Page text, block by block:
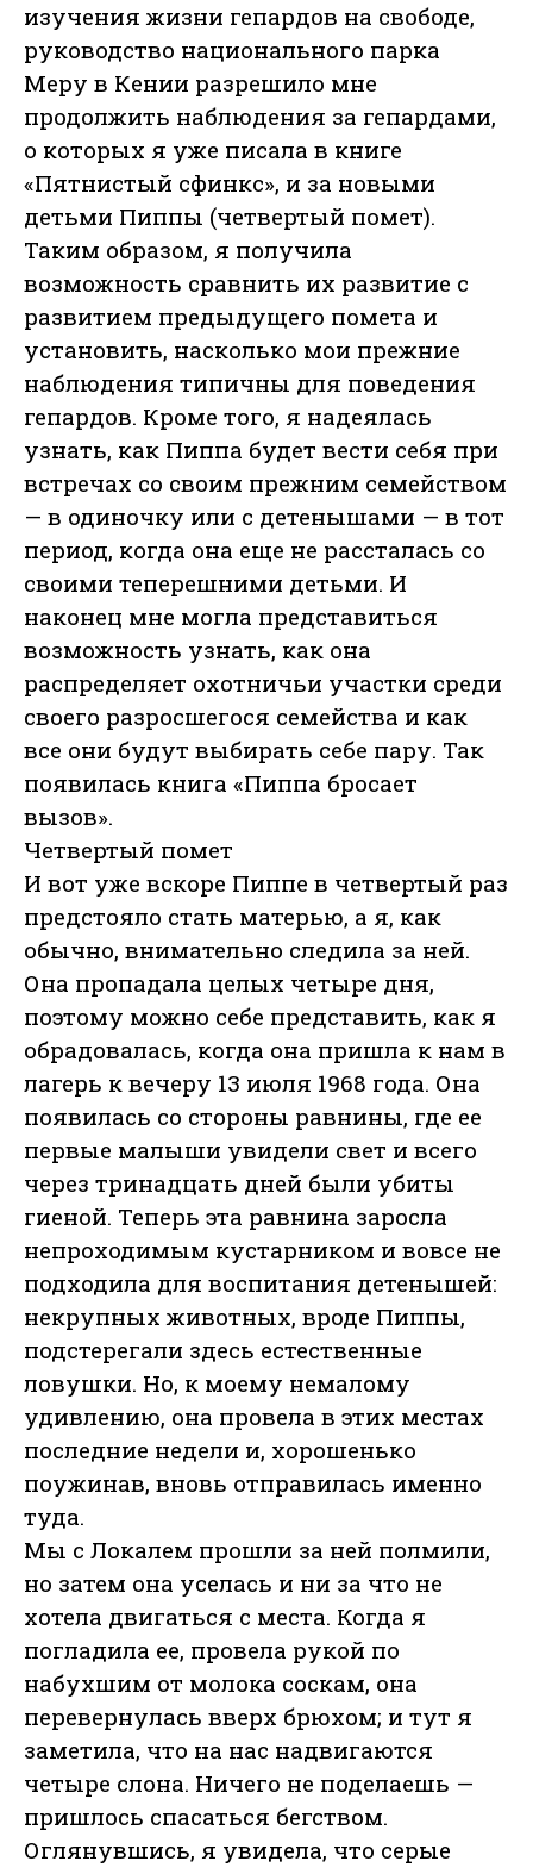
изучения жизни гепардов на свободе,
руководство национального парка
Меру в Кении разрешило мне
продолжить наблюдения за гепардами,
о которых я уже писала в книге
«Пятнистый сфинкс», и за новыми
детьми Пиппы (четвертый помет).
Таким образом, я получила
возможность сравнить их развитие с
развитием предыдущего помета и
установить, насколько мои прежние
наблюдения типичны для поведения
гепардов. Кроме того, я надеялась
узнать, как Пиппа будет вести себя при
встречах со своим прежним семейством
— в одиночку или с детенышами — в тот
период, когда она еще не рассталась со
своими теперешними детьми. И
наконец мне могла представиться
возможность узнать, как она
распределяет охотничьи участки среди
своего разросшегося семейства и как
все они будут выбирать себе пару. Так
появилась книга «Пиппа бросает
вызов».
Четвертый помет
И вот уже вскоре Пиппе в четвертый раз
предстояло стать матерью, а я, как
обычно, внимательно следила за ней.
Она пропадала целых четыре дня,
поэтому можно себе представить, как я
обрадовалась, когда она пришла к нам в
лагерь к вечеру 13 июля 1968 года. Она
появилась со стороны равнины, где ее
первые малыши увидели свет и всего
через тринадцать дней были убиты
гиеной. Теперь эта равнина заросла
непроходимым кустарником и вовсе не
подходила для воспитания детенышей:
некрупных животных, вроде Пиппы,
подстерегали здесь естественные
ловушки. Но, к моему немалому
удивлению, она провела в этих местах
последние недели и, хорошенько
поужинав, вновь отправилась именно
туда.
Мы с Локалем прошли за ней полмили,
но затем она уселась и ни за что не
хотела двигаться с места. Когда я
погладила ее, провела рукой по
набухшим от молока соскам, она
перевернулась вверх брюхом; и тут я
заметила, что на нас надвигаются
четыре слона. Ничего не поделаешь —
пришлось спасаться бегством.
Оглянувшись, я увидела, что серые